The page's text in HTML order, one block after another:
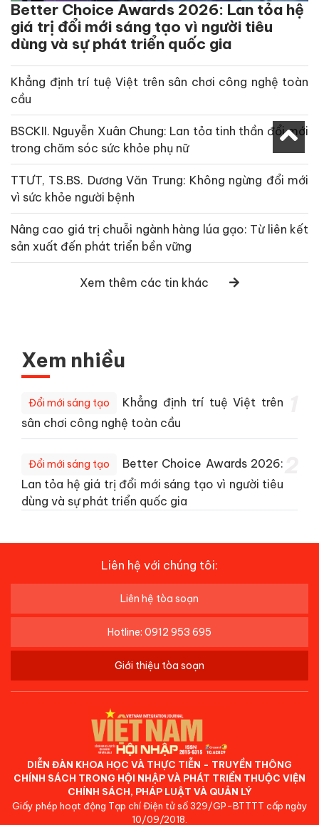
Better Choice Awards 2026: Lan tỏa hệ
giá trị đổi mới sáng tạo vì người tiêu
dùng và sự phát triển quốc gia
Khẳng định trí tuệ Việt trên sân chơi công nghệ toàn
cầu
BSCKII. Nguyễn Xuân Chung: Lan tỏa tinh thần đổi mới
trong chăm sóc sức khỏe phụ nữ
TTƯT, TS.BS. Dương Văn Trung: Không ngừng đổi mới
vì sức khỏe người bệnh
Nâng cao giá trị chuỗi ngành hàng lúa gạo: Từ liên kết
sản xuất đến phát triển bền vững
Xem thêm các tin khác
Xem nhiều
Đổi mới sáng tạo
Khẳng định trí tuệ Việt trên
sân chơi công nghệ toàn cầu
Đổi mới sáng tạo
Better Choice Awards 2026:
Lan tỏa hệ giá trị đổi mới sáng tạo vì người tiêu
dùng và sự phát triển quốc gia
Liên hệ với chúng tôi:
Liên hệ tòa soạn
Hotline: 0912 953 695
Giới thiệu tòa soạn
DIỄN ĐÀN KHOA HỌC VÀ THỰC TIỄN - TRUYỀN THÔNG
CHÍNH SÁCH TRONG HỘI NHẬP VÀ PHÁT TRIỂN THUỘC VIỆN
CHÍNH SÁCH, PHÁP LUẬT VÀ QUẢN LÝ
Giấy phép hoạt động Tạp chí Điện tử số 329/GP-BTTTT cấp ngày
10/09/2018.